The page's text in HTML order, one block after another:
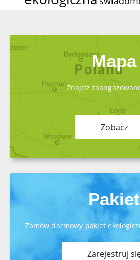
Mapa
Znajdź
Zobacz
Pakiet
Zamów darmowy pakiet
Zarejestruj